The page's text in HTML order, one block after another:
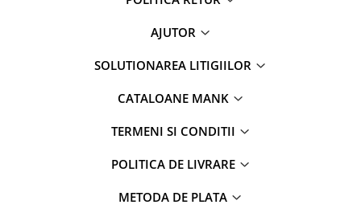
AJUTOR
SOLUTIONAREA LITIGIILOR
CATALOANE MANK
TERMENI SI CONDITII
POLITICA DE LIVRARE
METODA DE PLATA